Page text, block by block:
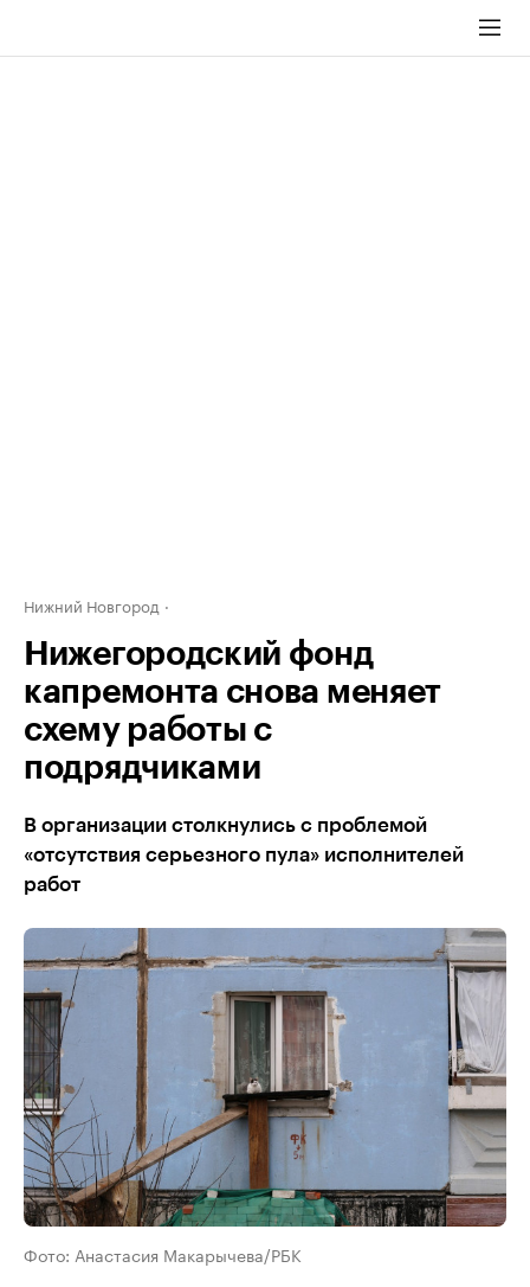
Нижний Новгород
Нижегородский фонд
капремонта снова меняет
схему работы с
подрядчиками
В организации столкнулись с проблемой
«отсутствия серьезного пула» исполнителей
работ
Фото: Анастасия Макарычева/РБК